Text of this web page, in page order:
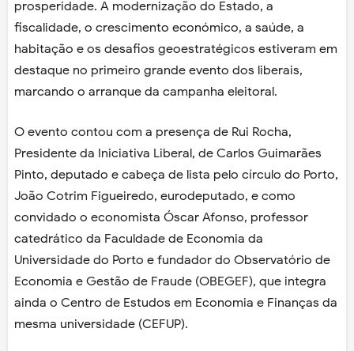
prosperidade. A modernização do Estado, a
fiscalidade, o crescimento económico, a saúde, a
habitação e os desafios geoestratégicos estiveram em
destaque no primeiro grande evento dos liberais,
marcando o arranque da campanha eleitoral.
O evento contou com a presença de Rui Rocha,
Presidente da Iniciativa Liberal, de Carlos Guimarães
Pinto, deputado e cabeça de lista pelo círculo do Porto,
João Cotrim Figueiredo, eurodeputado, e como
convidado o economista Óscar Afonso, professor
catedrático da Faculdade de Economia da
Universidade do Porto e fundador do Observatório de
Economia e Gestão de Fraude (OBEGEF), que integra
ainda o Centro de Estudos em Economia e Finanças da
mesma universidade (CEFUP).